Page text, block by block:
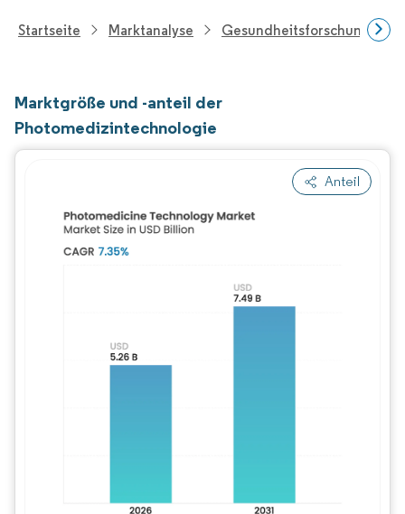
Startseite Marktanalyse Gesundheitsforschung
Marktgröße und -anteil der
Photomedizintechnologie
Anteil